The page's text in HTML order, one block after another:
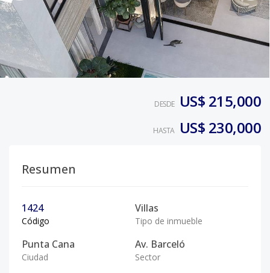
DESDE US$ 215,000
HASTA US$ 230,000
Resumen
1424
Código
Villas
Tipo de inmueble
Punta Cana
Ciudad
Av. Barceló
Sector